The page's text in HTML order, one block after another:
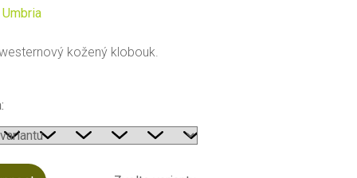
Umbria
kožený klobouk.